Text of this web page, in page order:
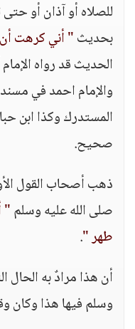
للصلاه أو آذان أو
بحديث" أني كرهت أن
الحديث قد رواه
والإمام احمد في
المستدرك وكذا ابن
صحيح.
ذهب أصحاب القول
صلى الله عليه وسلم"
طهر ".
أن هذا مرادٌ به الحال
وسلم فيها هذا وكان